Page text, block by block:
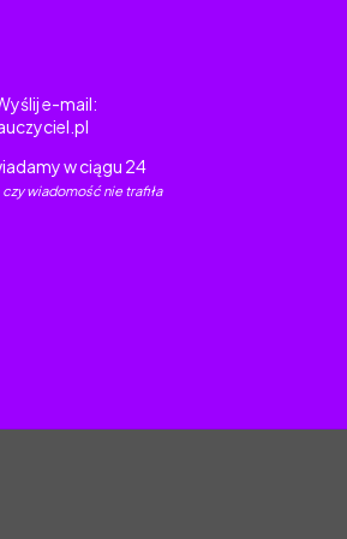
e-mail:
w ciągu 24
czy wiadomość nie trafiła